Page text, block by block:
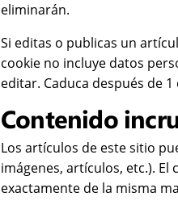
eliminarán.
Si editas o publicas un
cookie no incluye datos
editar. Caduca después de 1
Contenido
Los artículos de este sitio
imágenes, artículos, etc.).
exactamente de la misma